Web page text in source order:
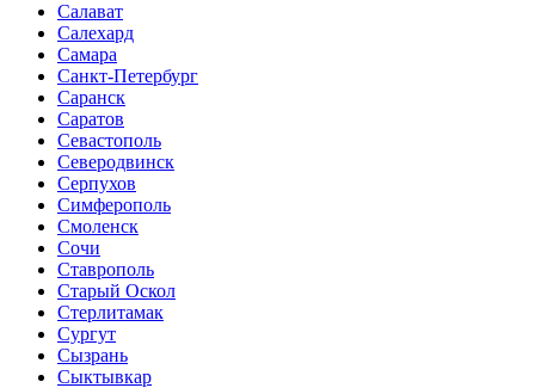
Салават
Салехард
Самара
Санкт-Петербург
Саранск
Саратов
Севастополь
Северодвинск
Серпухов
Симферополь
Смоленск
Сочи
Ставрополь
Старый Оскол
Стерлитамак
Сургут
Сызрань
Сыктывкар